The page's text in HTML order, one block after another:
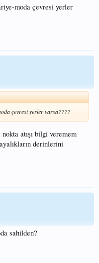
moda çevresi yerler
çevresi yerler varsa????
atışı bilgi veremem
derinlerini
sahilden?